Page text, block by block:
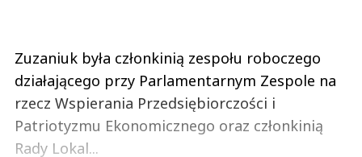
Zuzaniuk była członkinią zespołu roboczego
działającego przy Parlamentarnym Zespole na
rzecz Wspierania Przedsiębiorczości i
Patriotyzmu Ekonomicznego oraz członkinią
Rady Lokal...